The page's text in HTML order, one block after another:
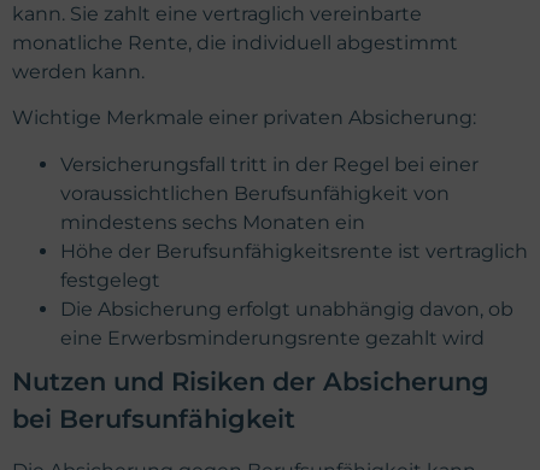
kann. Sie zahlt eine vertraglich vereinbarte
monatliche Rente, die individuell abgestimmt
werden kann.
Wichtige Merkmale einer privaten Absicherung:
Versicherungsfall tritt in der Regel bei einer
voraussichtlichen Berufsunfähigkeit von
mindestens sechs Monaten ein
Höhe der Berufsunfähigkeitsrente ist vertraglich
festgelegt
Die Absicherung erfolgt unabhängig davon, ob
eine Erwerbsminderungsrente gezahlt wird
Nutzen und Risiken der Absicherung
bei Berufsunfähigkeit